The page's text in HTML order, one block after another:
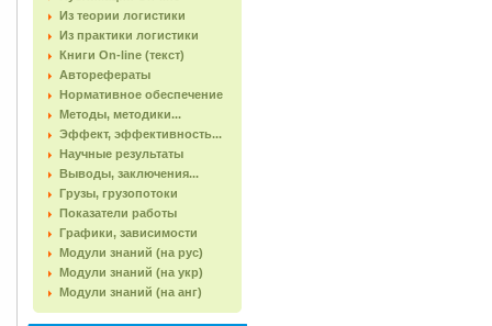
Из теории логистики
Из практики логистики
Книги On-line (текст)
Авторефераты
Нормативное обеспечение
Методы, методики...
Эффект, эффективность...
Научные результаты
Выводы, заключения...
Грузы, грузопотоки
Показатели работы
Графики, зависимости
Модули знаний (на рус)
Модули знаний (на укр)
Модули знаний (на анг)